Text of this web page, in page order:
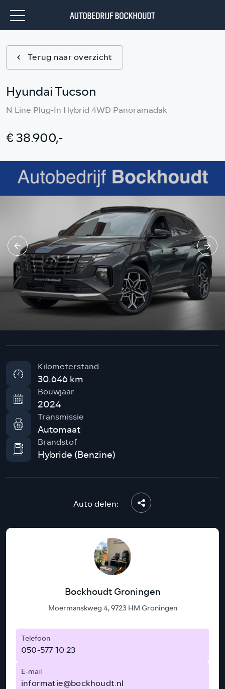
Terug naar overzicht
Hyundai Tucson
N Line Plug-In Hybrid 4WD Panoramadak
€ 38.900,-
Kilometerstand
30.646 km
Bouwjaar
2024
Transmissie
Automaat
Brandstof
Hybride (Benzine)
Auto delen:
Bockhoudt Groningen
Moermanskweg 4, 9723 HM Groningen
Telefoon
050-577 10 23
E-mail
informatie@bockhoudt.nl